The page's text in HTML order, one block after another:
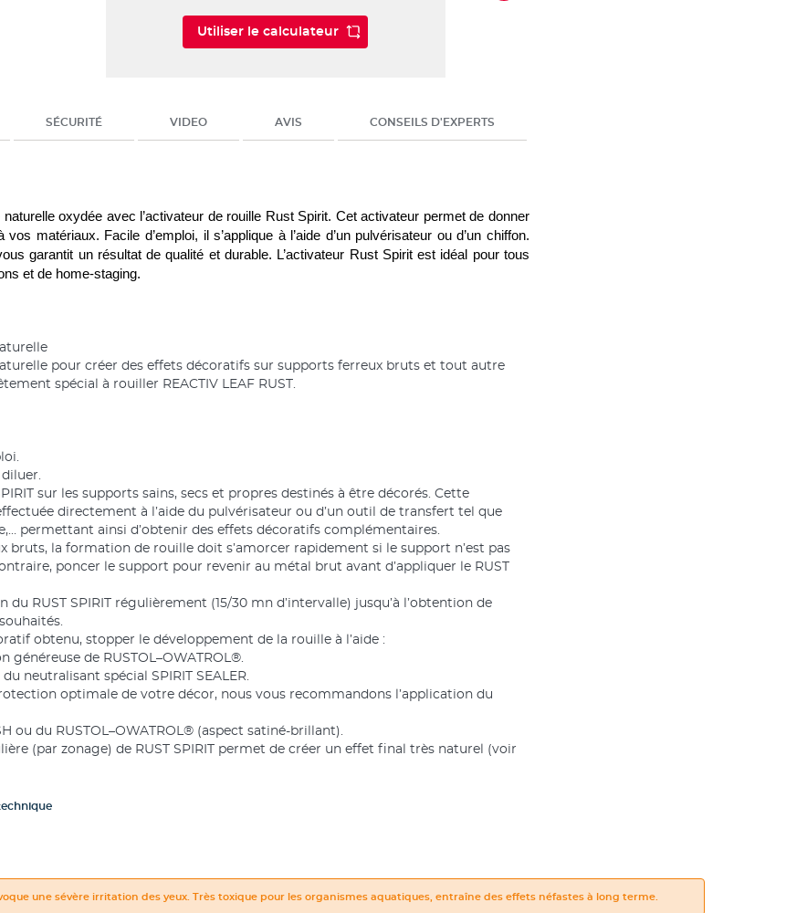
Utiliser le calculateur
SÉCURITÉ VIDEO AVIS CONSEILS D'EXPERTS
oxydée avec l’activateur de rouille Rust Spirit. Cet activateur permet de donner
matériaux. Facile d’emploi, il s’applique à l’aide d’un pulvérisateur ou d’un chiffon.
garantit un résultat de qualité et durable. L’activateur Rust Spirit est idéal pour tous
et de home-staging.
pour créer des effets décoratifs sur supports ferreux bruts et tout autre
spécial à rouiller REACTIV LEAF RUST.
diluer.
sur les supports sains, secs et propres destinés à être décorés. Cette
directement à l’aide du pulvérisateur ou d’un outil de transfert tel que
permettant ainsi d’obtenir des effets décoratifs complémentaires.
bruts, la formation de rouille doit s’amorcer rapidement si le support n’est pas
poncer le support pour revenir au métal brut avant d’appliquer le RUST
du RUST SPIRIT régulièrement (15/30 mn d’intervalle) jusqu’à l’obtention de
obtenu, stopper le développement de la rouille à l’aide :
généreuse de RUSTOL–OWATROL®.
neutralisant spécial SPIRIT SEALER.
optimale de votre décor, nous vous recommandons l’application du
ou du RUSTOL–OWATROL® (aspect satiné-brillant).
(par zonage) de RUST SPIRIT permet de créer un effet final très naturel (voir
une sévère irritation des yeux. Très toxique pour les organismes aquatiques, entraîne des effets néfastes à long terme.